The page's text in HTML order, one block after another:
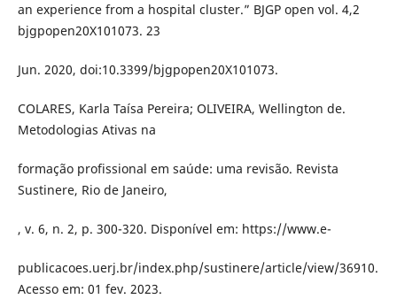
an experience from a hospital cluster.” BJGP open vol. 4,2
bjgpopen20X101073. 23
Jun. 2020, doi:10.3399/bjgpopen20X101073.
COLARES, Karla Taísa Pereira; OLIVEIRA, Wellington de.
Metodologias Ativas na
formação profissional em saúde: uma revisão. Revista
Sustinere, Rio de Janeiro,
, v. 6, n. 2, p. 300-320. Disponível em: https://www.e-
publicacoes.uerj.br/index.php/sustinere/article/view/36910.
Acesso em: 01 fev. 2023.